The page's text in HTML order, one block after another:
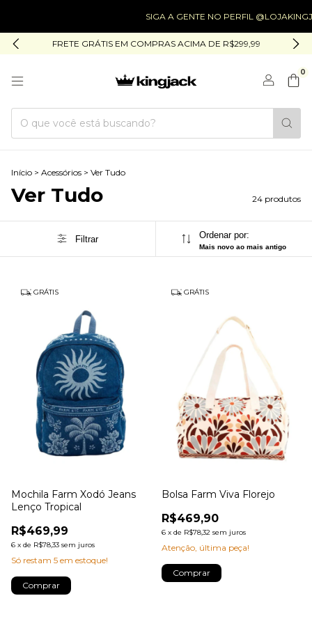
SIGA A GENTE NO PERFIL @LOJAKINGJACK
FRETE GRÁTIS EM COMPRAS ACIMA DE R$299,99
0
Início > Acessórios > Ver Tudo
Ver Tudo 24 produtos
Filtrar Ordenar por:
Mais novo ao mais antigo
GRÁTIS
Mochila Farm Xodó Jeans
Lenço Tropical
R$469,99
6 x de R$78,33 sem juros
Só restam 5 em estoque!
GRÁTIS
Bolsa Farm Viva Florejo
R$469,90
6 x de R$78,32 sem juros
Atenção, última peça!
Comprar